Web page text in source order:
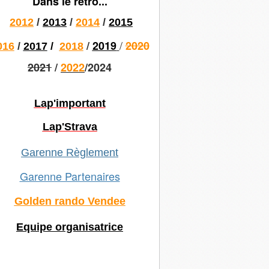
2012 / 2013 / 2014 / 2015
/ 2017/ 2018 / 2019 /2020
2021/2022/2024
Lap'important
Lap'Strava
Garenne Règlement
Garenne Partenaires
Golden rando Vendee
Equipe organisatrice